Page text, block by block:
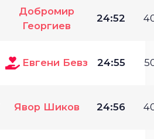
Добромир
Георгиев
24:52
Евгени Бевз 24:55
Явор Шиков 24:56